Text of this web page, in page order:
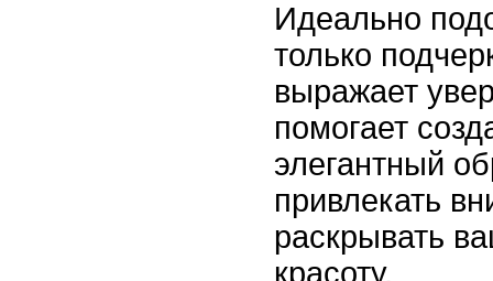
Идеально
только
выражает
помогает
элегантный
привлекать
раскрывать
красоту.